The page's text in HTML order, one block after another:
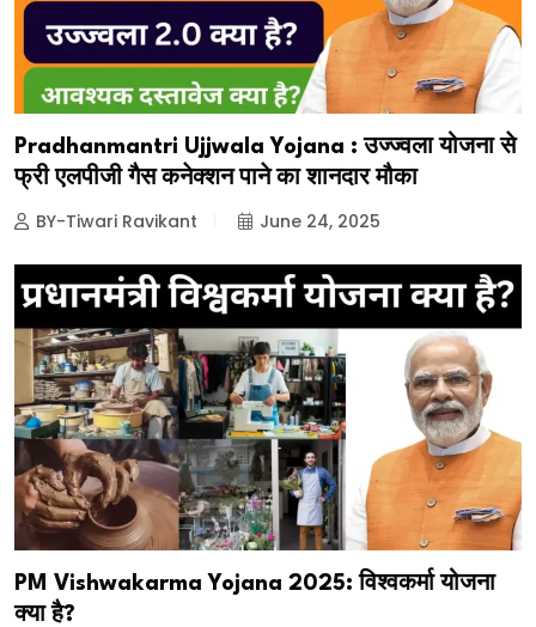
Pradhanmantri Ujjwala Yojana : उज्ज्वला योजना से
फ्री एलपीजी गैस कनेक्शन पाने का शानदार मौका
BY-Tiwari Ravikant June 24, 2025
PM Vishwakarma Yojana 2025: विश्वकर्मा योजना
क्या है?